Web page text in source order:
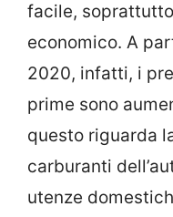
facile,
economico. A
2020, infatti, i
prime sono
questo riguarda
carburanti
utenze